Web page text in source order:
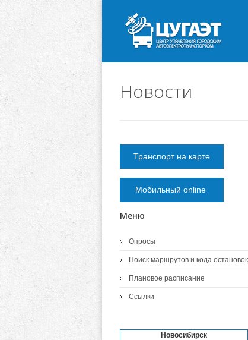
Новости
Транспорт на карте
Мобильный online
Меню
Опросы
Поиск маршрутов и кода остановок
Плановое расписание
Ссылки
Новосибирск